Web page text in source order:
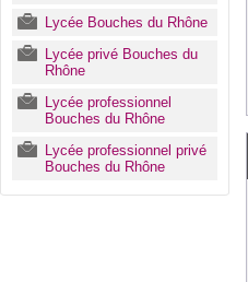
Lycée Bouches du Rhône
Lycée privé Bouches du
Rhône
Lycée professionnel
Bouches du Rhône
Lycée professionnel privé
Bouches du Rhône